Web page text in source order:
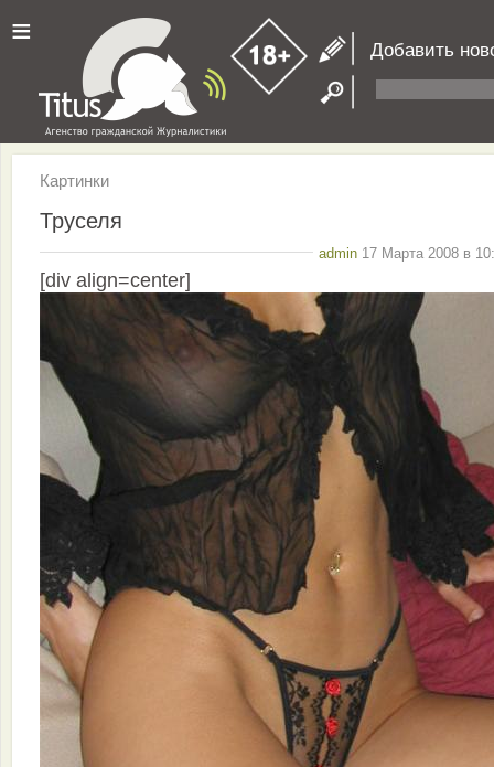
≡ Добавить
Картинки
Труселя
admin 17 Марта 2008 в
[div align=center]